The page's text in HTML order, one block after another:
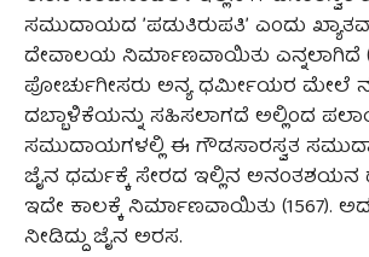
ಸಮುದಾಯದ ʼಪಡುತಿರುಪತಿʼ ಎಂದು
ದೇವಾಲಯ ನಿರ್ಮಾಣವಾಯಿತು ಎನ್ನಲಾಗಿದೆ
ಪೋರ್ಚುಗೀಸರು ಅನ್ಯ ಧರ್ಮೀಯರ ಮೇಲೆ
ದಬ್ಬಾಳಿಕೆಯನ್ನು ಸಹಿಸಲಾಗದೆ ಅಲ್ಲಿಂದ
ಸಮುದಾಯಗಳಲ್ಲಿ ಈ ಗೌಡಸಾರಸ್ವತ
ಜೈನ ಧರ್ಮಕ್ಕೆ ಸೇರದ ಇಲ್ಲಿನ ಅನಂತಶಯನ
ಇದೇ ಕಾಲಕ್ಕೆ ನಿರ್ಮಾಣವಾಯಿತು (1567).
ನೀಡಿದ್ದು ಜೈನ ಅರಸ.